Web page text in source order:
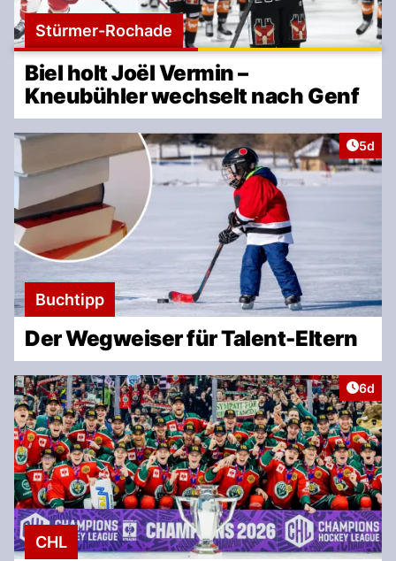
Stürmer-Rochade
Biel holt Joël Vermin –
Kneubühler wechselt nach Genf
5d
Buchtipp
Der Wegweiser für Talent-Eltern
6d
CHL